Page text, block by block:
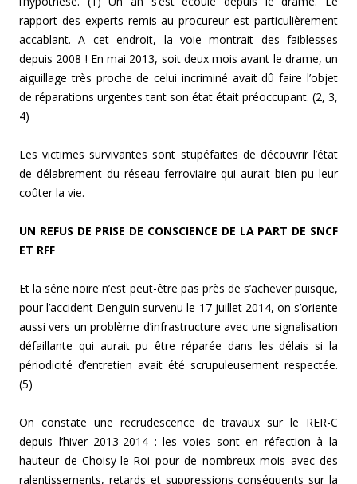
rapport des experts remis au procureur est particulièrement
accablant. A cet endroit, la voie montrait des faiblesses
depuis 2008 ! En mai 2013, soit deux mois avant le drame, un
aiguillage très proche de celui incriminé avait dû faire l’objet
de réparations urgentes tant son état était préoccupant. (2, 3,
4)
Les victimes survivantes sont stupéfaites de découvrir l’état
de délabrement du réseau ferroviaire qui aurait bien pu leur
coûter la vie.
UN REFUS DE PRISE DE CONSCIENCE DE LA PART DE SNCF
ET RFF
Et la série noire n’est peut-être pas près de s’achever puisque,
pour l’accident Denguin survenu le 17 juillet 2014, on s’oriente
aussi vers un problème d’infrastructure avec une signalisation
défaillante qui aurait pu être réparée dans les délais si la
périodicité d’entretien avait été scrupuleusement respectée.
(5)
On constate une recrudescence de travaux sur le RER-C
depuis l’hiver 2013-2014 : les voies sont en réfection à la
hauteur de Choisy-le-Roi pour de nombreux mois avec des
ralentissements, retards et suppressions conséquents sur la